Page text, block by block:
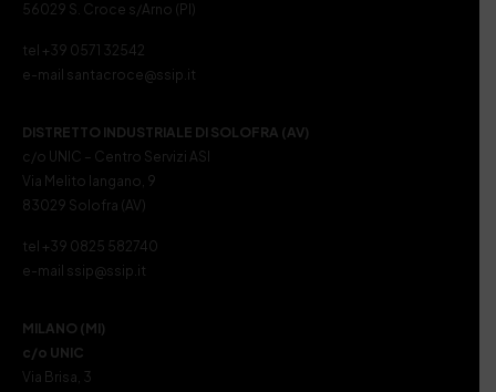
56029 S. Croce s/Arno (PI)
tel +39 0571 32542
e-mail santacroce@ssip.it
DISTRETTO INDUSTRIALE DI SOLOFRA (AV)
c/o UNIC – Centro Servizi ASI
Via Melito Iangano, 9
83029 Solofra (AV)
tel +39 0825 582740
e-mail ssip@ssip.it
MILANO (MI)
c/o UNIC
Via Brisa, 3